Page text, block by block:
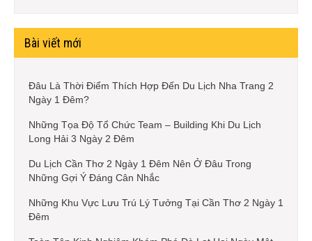
Bài viết mới
Đâu Là Thời Điểm Thích Hợp Đến Du Lịch Nha Trang 2
Ngày 1 Đêm?
Những Tọa Độ Tổ Chức Team – Building Khi Du Lịch
Long Hải 3 Ngày 2 Đêm
Du Lịch Cần Thơ 2 Ngày 1 Đêm Nên Ở Đâu Trong
Những Gợi Ý Đáng Cân Nhắc
Những Khu Vực Lưu Trú Lý Tưởng Tại Cần Thơ 2 Ngày 1
Đêm